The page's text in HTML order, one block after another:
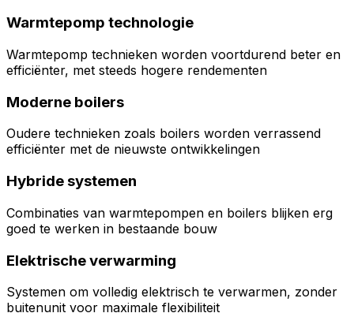
Warmtepomp technologie
Warmtepomp technieken worden voortdurend beter en
efficiënter, met steeds hogere rendementen
Moderne boilers
Oudere technieken zoals boilers worden verrassend
efficiënter met de nieuwste ontwikkelingen
Hybride systemen
Combinaties van warmtepompen en boilers blijken erg
goed te werken in bestaande bouw
Elektrische verwarming
Systemen om volledig elektrisch te verwarmen, zonder
buitenunit voor maximale flexibiliteit